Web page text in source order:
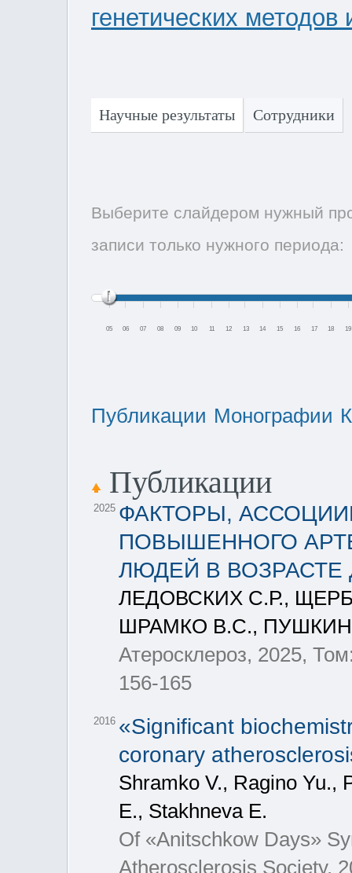
генетических методов
Научные результаты Сотрудники
Выберите слайдером нужный
записи только нужного периода:
05 06 07 08 09 10 11 12 13 14 15 16 17 18 19
Публикации Монографии
Публикации
2025 ФАКТОРЫ,
ПОВЫШЕННОГО
ЛЮДЕЙ В ВОЗРАСТЕ
ЛЕДОВСКИХ С.Р.,
ШРАМКО В.С.,
Атеросклероз, 2025,
156-165
2016 «Significant
coronary
Shramko V., Ragino Yu.,
E., Stakhneva E.
Of «Anitschkow Days»
Atherosclerosis Society,